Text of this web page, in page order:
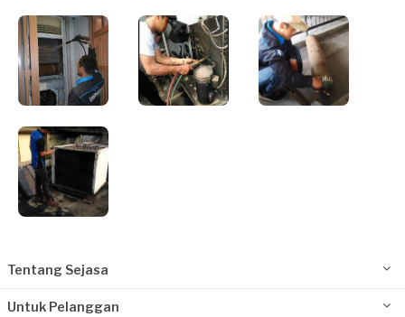
Tentang Sejasa
Untuk Pelanggan